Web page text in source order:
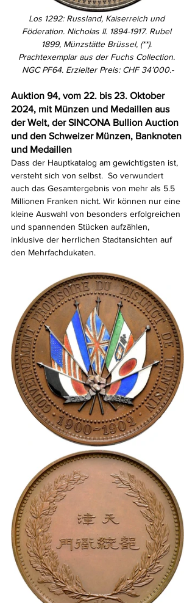
Los 1292: Russland, Kaiserreich und
Föderation. Nicholas II. 1894-1917. Rubel
1899, Münzstätte Brüssel, (**).
Prachtexemplar aus der Fuchs Collection.
NGC PF64. Erzielter Preis: CHF 34’000.-
Auktion 94, vom 22. bis 23. Oktober
2024, mit Münzen und Medaillen aus
der Welt, der SINCONA Bullion Auction
und den Schweizer Münzen, Banknoten
und Medaillen
Dass der Hauptkatalog am gewichtigsten ist,
versteht sich von selbst.  So verwundert
auch das Gesamtergebnis von mehr als 5.5
Millionen Franken nicht. Wir können nur eine
kleine Auswahl von besonders erfolgreichen
und spannenden Stücken aufzählen,
inklusive der herrlichen Stadtansichten auf
den Mehrfachdukaten.